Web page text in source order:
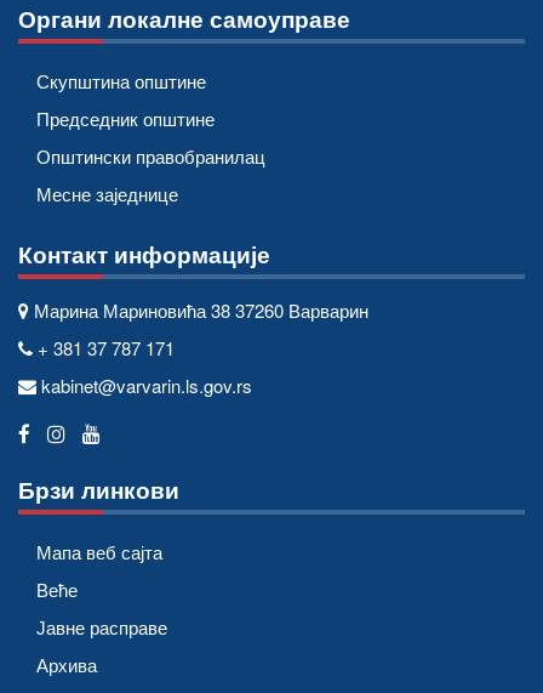
Органи локалне самоуправе
Скупштина општине
Председник општине
Општински правобранилац
Месне заједнице
Контакт информације
Марина Мариновића 38 37260 Варварин
+ 381 37 787 171
kabinet@varvarin.ls.gov.rs
Брзи линкови
Мапа веб сајта
Веће
Јавне расправе
Архива